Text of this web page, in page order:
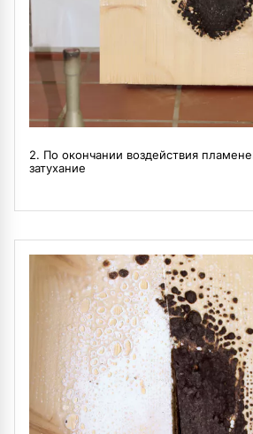
2. По окончании воздействия
затухание